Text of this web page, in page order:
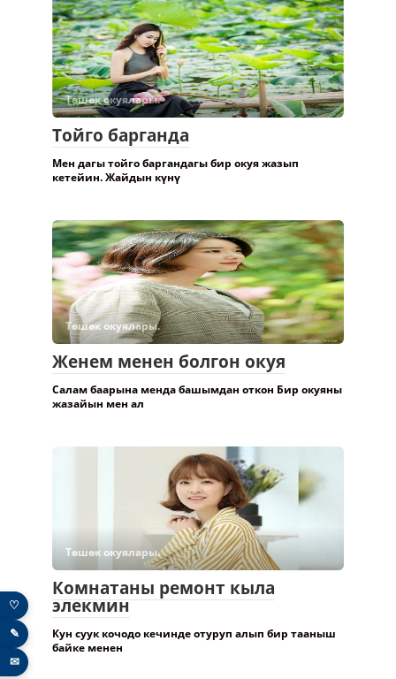
Төшөк окуялары.
Тойго барганда
Мен дагы тойго баргандагы бир окуя жазып
кетейин. Жайдын күнү
Төшөк окуялары.
Женем менен болгон окуя
Салам баарына менда башымдан откон Бир окуяны
жазайын мен ал
Төшөк окуялары.
Комнатаны ремонт кыла
элекмин
Кун суук кочодо кечинде отуруп алып бир тааныш
байке менен
♡
✎
✉